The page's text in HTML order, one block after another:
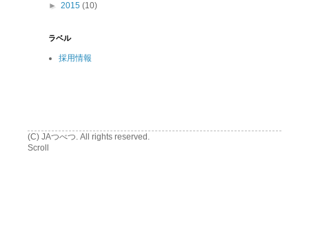
► 2015 (10)
ラベル
採用情報
(C) JAつべつ. All rights reserved.
Scroll